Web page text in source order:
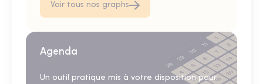
Voir tous nos graphs
Agenda
Un outil pratique mis à votre disposition pour